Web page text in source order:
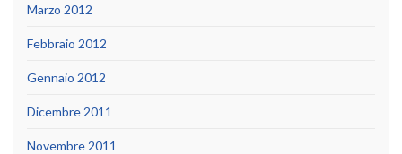
Marzo 2012
Febbraio 2012
Gennaio 2012
Dicembre 2011
Novembre 2011